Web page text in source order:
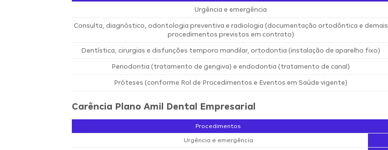
Urgência e emergência
Consulta, diagnóstico, odontologia preventiva e radiologia (documentação ortodôntica e demais
procedimentos previstos em contrato)
Dentística, cirurgias e disfunções temporo mandilar, ortodontia (instalação de aparelho fixo)
Periodontia (tratamento de gengiva) e endodontia (tratamento de canal)
Próteses (conforme Rol de Procedimentos e Eventos em Saúde vigente)
Carência Plano Amil Dental Empresarial
Procedimentos
Urgência e emergência